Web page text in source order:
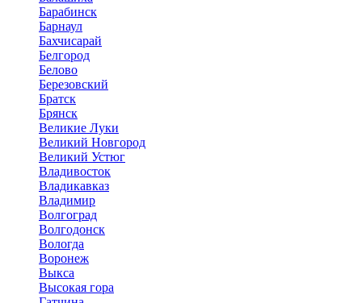
Барабинск
Барнаул
Бахчисарай
Белгород
Белово
Березовский
Братск
Брянск
Великие Луки
Великий Новгород
Великий Устюг
Владивосток
Владикавказ
Владимир
Волгоград
Волгодонск
Вологда
Воронеж
Выкса
Высокая гора